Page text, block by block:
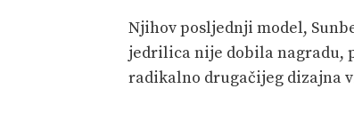
Njihov posljednji model,
jedrilica nije dobila nagradu,
radikalno drugačijeg dizajna